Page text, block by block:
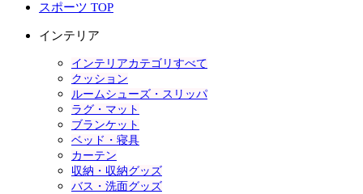
スポーツ TOP
インテリア
インテリアカテゴリすべて
クッション
ルームシューズ・スリッパ
ラグ・マット
ブランケット
ベッド・寝具
カーテン
収納・収納グッズ
バス・洗面グッズ